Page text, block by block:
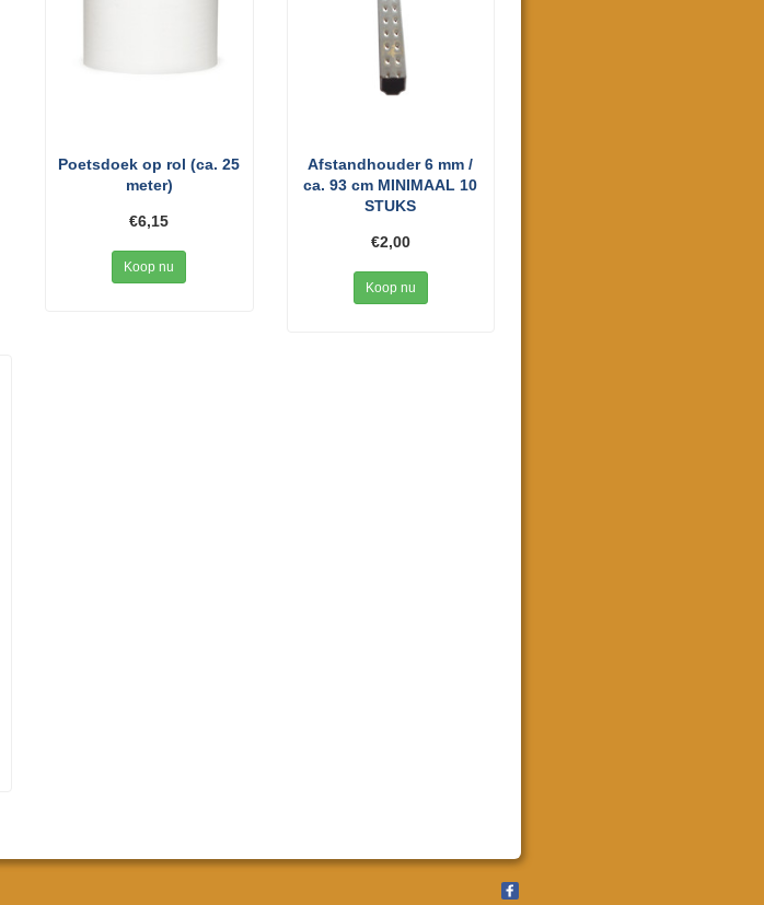
Poetsdoek op rol (ca. 25
meter)
€6,15
Koop nu
Afstandhouder 6 mm /
ca. 93 cm MINIMAAL 10
STUKS
€2,00
Koop nu